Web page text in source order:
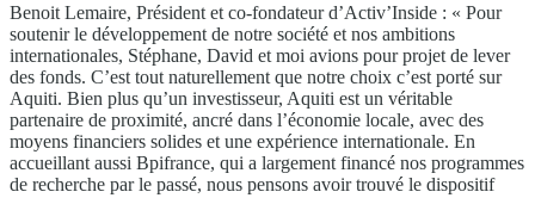
Benoit Lemaire, Président et co-fondateur d’Activ’Inside : « Pour
soutenir le développement de notre société et nos ambitions
internationales, Stéphane, David et moi avions pour projet de lever
des fonds. C’est tout naturellement que notre choix c’est porté sur
Aquiti. Bien plus qu’un investisseur, Aquiti est un véritable
partenaire de proximité, ancré dans l’économie locale, avec des
moyens financiers solides et une expérience internationale. En
accueillant aussi Bpifrance, qui a largement financé nos programmes
de recherche par le passé, nous pensons avoir trouvé le dispositif